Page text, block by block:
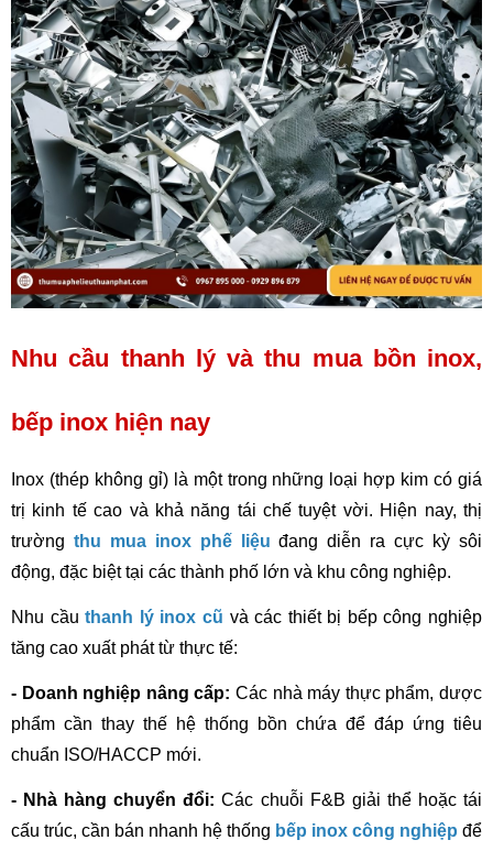
Nhu cầu thanh lý và thu mua bồn inox,
bếp inox hiện nay
Inox (thép không gỉ) là một trong những loại hợp kim có giá
trị kinh tế cao và khả năng tái chế tuyệt vời. Hiện nay, thị
trường thu mua inox phế liệu đang diễn ra cực kỳ sôi
động, đặc biệt tại các thành phố lớn và khu công nghiệp.
Nhu cầu thanh lý inox cũ và các thiết bị bếp công nghiệp
tăng cao xuất phát từ thực tế:
- Doanh nghiệp nâng cấp: Các nhà máy thực phẩm, dược
phẩm cần thay thế hệ thống bồn chứa để đáp ứng tiêu
chuẩn ISO/HACCP mới.
- Nhà hàng chuyển đổi: Các chuỗi F&B giải thể hoặc tái
cấu trúc, cần bán nhanh hệ thống bếp inox công nghiệp để